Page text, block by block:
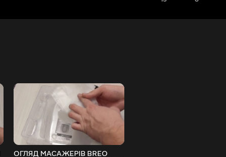
ОГЛЯД МАСАЖЕРІВ BREO